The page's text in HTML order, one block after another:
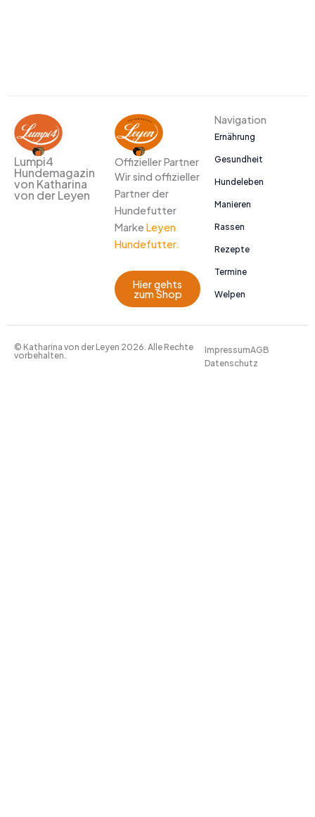
Lumpi4
Hundemagazin
von Katharina
von der Leyen
Offizieller Partner
Wir sind offizieller
Partner der
Hundefutter
Marke Leyen
Hundefutter.
Hier gehts
zum Shop
Navigation
Ernährung
Gesundheit
Hundeleben
Manieren
Rassen
Rezepte
Termine
Welpen
© Katharina von der Leyen 2026. Alle Rechte
vorbehalten.
ImpressumAGB
Datenschutz